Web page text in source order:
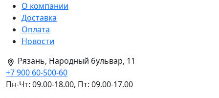
О компании
Доставка
Оплата
Новости
Рязань, Народный бульвар, 11
+7 900 60-500-60
Пн-Чт: 09.00-18.00, Пт: 09.00-17.00